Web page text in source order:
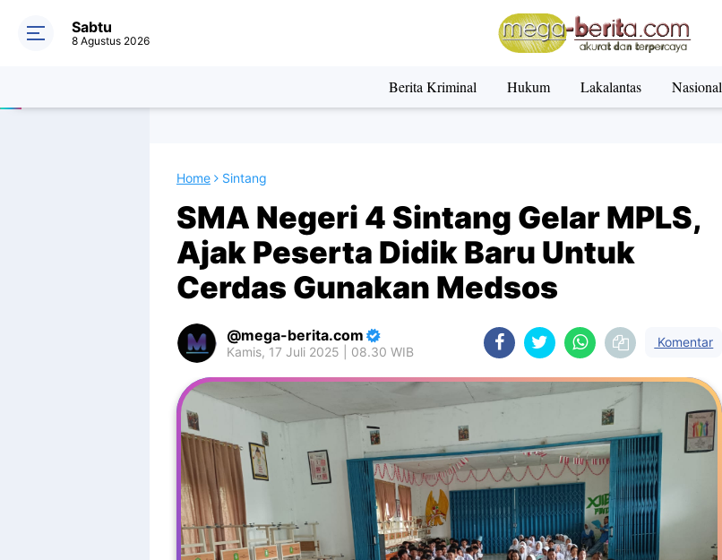
Sabtu
8 Agustus 2026
Berita Kriminal Hukum Lakalantas Nasional
Home Sintang
SMA Negeri 4 Sintang Gelar MPLS,
Ajak Peserta Didik Baru Untuk
Cerdas Gunakan Medsos
mega-berita.com
Kamis, 17 Juli 2025 | 08.30 WIB
Komentar